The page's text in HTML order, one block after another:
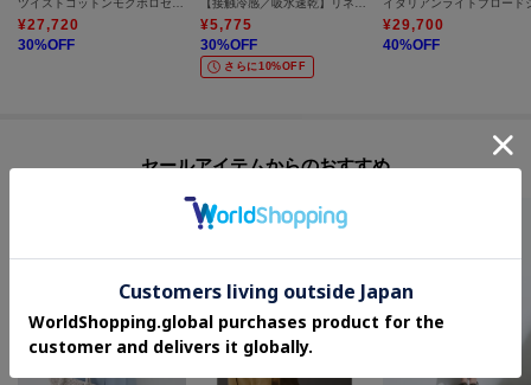
¥27,720
30%OFF
¥5,775
30%OFF
さらに10%OFF
¥29,700
40%OFF
セールアイテムからのおすすめ